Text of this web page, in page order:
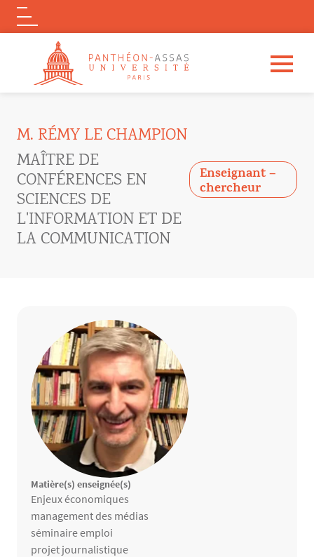
Logo
M. RÉMY LE CHAMPION
MAÎTRE DE
CONFÉRENCES EN
SCIENCES DE
L'INFORMATION ET DE
LA COMMUNICATION
Enseignant –
chercheur
Matière(s) enseignée(s)
Matières enseignées
Enjeux économiques
management des médias
séminaire emploi
projet journalistique